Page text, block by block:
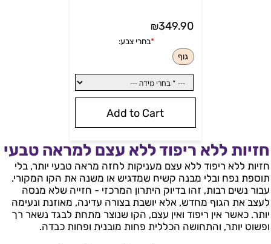
בז'
₪349.90
Add to Cart
חזיות ללא ריפוד ללא עצם למראה טבעי
חזיות ללא ריפוד ללא עצם מעניקות לחזה מראה טבעי יותר, בלי
תוספת נפח ובלי מבנה קשיח שמדגיש או משנה את הקו המקורי.
עבור נשים רבות, זהו בדיוק היתרון המרכזי - חזייה שלא מנסה
לעצב את הגוף מחדש, אלא יושבת בצורה עדינה, מאוזנת ונעימה
יותר. כאשר אין ריפוד ואין עצם, הקו שנוצר מתחת לבגד נשאר רך
ופשוט יותר, והתחושה הכללית פחות מובנית ופחות כבדה.